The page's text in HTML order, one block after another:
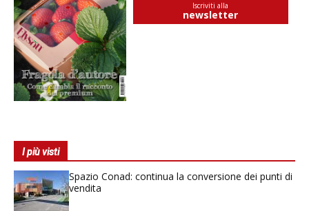
Iscriviti alla
newsletter
I più visti
Spazio Conad: continua la conversione dei punti di
vendita